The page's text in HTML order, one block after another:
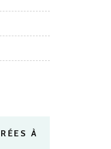
À